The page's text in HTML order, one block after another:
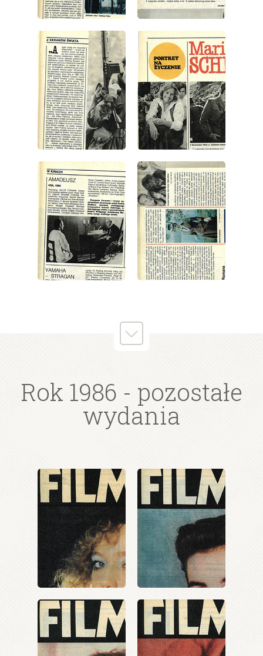
wydanie: 43/1986 wydanie: 43/1986
wydanie: 43/1986 wydanie: 43/1986
wydanie: 43/1986 wydanie: 43/1986
wydanie: 43/1986 wydanie: 43/1986
Rok 1986 - pozostałe
wydania